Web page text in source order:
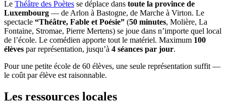
Le Théâtre des Poètes se déplace dans toute la province de
Luxembourg — de Arlon à Bastogne, de Marche à Virton. Le
spectacle “Théâtre, Fable et Poésie” (50 minutes, Molière, La
Fontaine, Stromae, Pierre Mertens) se joue dans n’importe quel local
de l’école. Le comédien apporte tout le matériel. Maximum 100
élèves par représentation, jusqu’à 4 séances par jour.
Pour une petite école de 60 élèves, une seule représentation suffit —
le coût par élève est raisonnable.
Les ressources locales